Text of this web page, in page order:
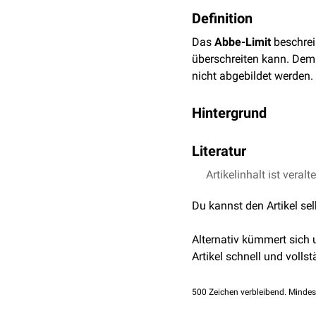
Definition
Das Abbe-Limit
überschreiten kann.
nicht abgebildet
Hintergrund
formuliert. Abbe
unterscheiden kann,
1994 mit derSTED-
Praxis eineTrennschärfe
wurden Stefan Hell, Eric
Literatur
max-wissen.de –
Artikelinhalt ist
Du kannst den Artikel
Alternativ kümmert sich
Artikel schnell und
500 Zeichen verbleibend.